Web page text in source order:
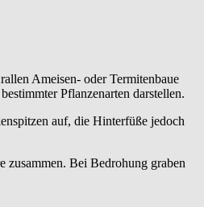
Ameisen- oder Termitenbaue
Pflanzenarten darstellen.
auf, die Hinterfüße jedoch
zusammen. Bei Bedrohung graben